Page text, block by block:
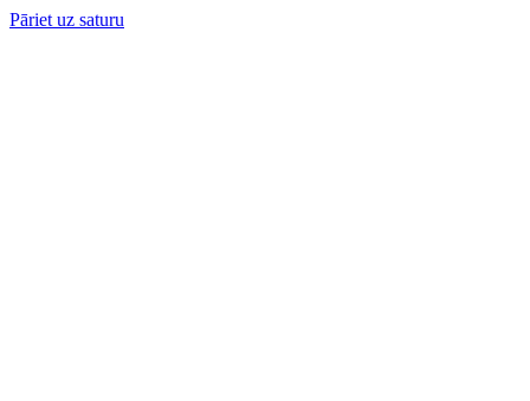
Pāriet uz saturu